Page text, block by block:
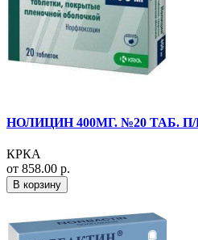
НОЛИЦИН 400МГ. №20 ТАБ. П/
КРКА
от 858.00 р.
В корзину